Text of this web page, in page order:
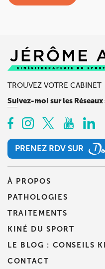
TROUVEZ VOTRE CABINET
Suivez-moi sur les
PRENEZ RDV SUR
PRENEZ RDV SUR
À PROPOS
PATHOLOGIES
TRAITEMENTS
KINÉ DU SPORT
LE BLOG : CONSEILS
CONTACT